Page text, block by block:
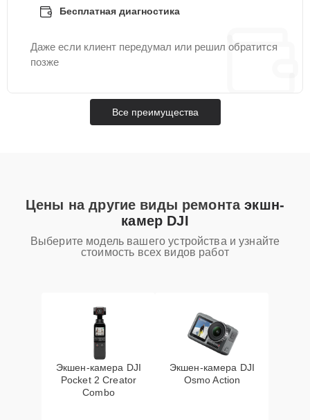
Бесплатная диагностика
Даже если клиент передумал или решил обратится
позже
Все преимущества
Цены на другие виды ремонтаэкшн-
камер DJI
Выберите модель вашего устройства и узнайте
стоимость всех видов работ
Экшен-камера DJI
Pocket 2 Creator
Combo
Экшен-камера DJI
Osmo Action